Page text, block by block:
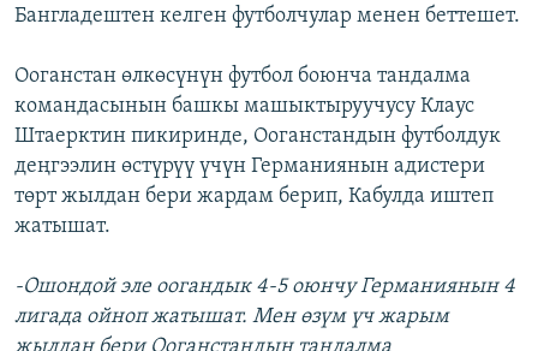
Бангладештен келген футболчулар менен беттешет.
Ооганстан өлкөсүнүн футбол боюнча тандалма
командасынын башкы машыктыруучусу Клаус
Штаерктин пикиринде, Ооганстандын футболдук
деңгээлин өстүрүү үчүн Германиянын адистери
төрт жылдан бери жардам берип, Кабулда иштеп
жатышат.
-Ошондой эле оогандык 4-5 оюнчу Германиянын 4
лигада ойноп жатышат. Мен өзүм үч жарым